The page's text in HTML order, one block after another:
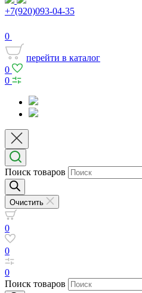
+7(920)093-04-35
0
перейти в каталог
0
0
Поиск товаров
Очистить
0
0
0
Поиск товаров